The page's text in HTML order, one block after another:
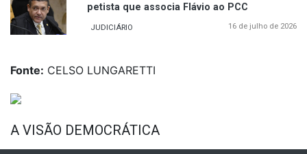
petista que associa Flávio ao PCC
JUDICIÁRIO 16 de julho de 2026
Fonte: CELSO LUNGARETTI
A VISÃO DEMOCRÁTICA